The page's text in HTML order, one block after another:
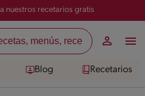
nuestros recetarios gratis
Blog Recetarios